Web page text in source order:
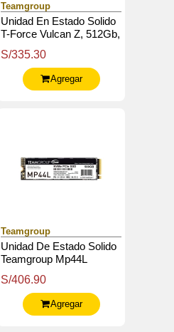
Teamgroup
Unidad En Estado Solido
T-Force Vulcan Z, 512Gb,
Dc 5V
S/335.30
Agregar
Teamgroup
Unidad De Estado Solido
Teamgroup Mp44L
Con Nvme 1.4
S/406.90
Agregar